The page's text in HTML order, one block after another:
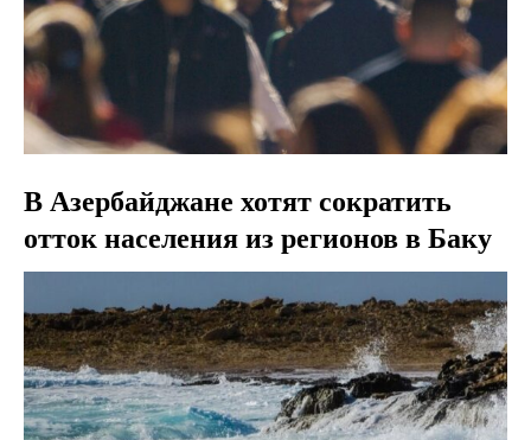
В Азербайджане хотят сократить
отток населения из регионов в Баку